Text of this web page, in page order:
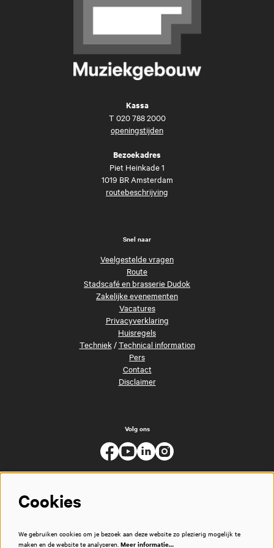
Kassa
T 020 788 2000
openingstijden
Bezoekadres
Piet Heinkade 1
1019 BR Amsterdam
routebeschrijving
Snel naar
Veelgestelde vragen
Route
Stadscafé en brasserie Dudok
Zakelijke evenementen
Vacatures
Privacyverklaring
Huisregels
Techniek/Technical information
Pers
Contact
Disclaimer
Volg ons
Cookies
We gebruiken cookies om je bezoek aan deze website zo plezierig mogelijk te
maken en de website te analyseren. Meer informatie…